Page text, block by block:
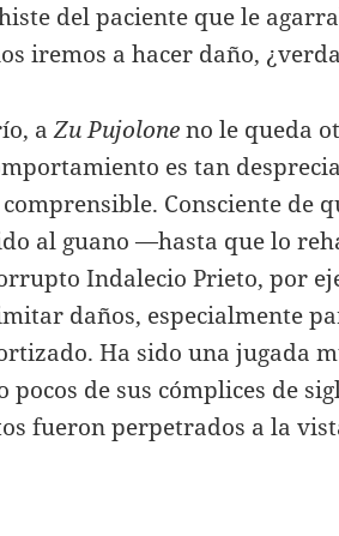
del paciente que le
iremos a hacer daño,
aZu Pujoloneno le queda
es tan
Consciente de
al guano —hasta que lo
Indalecio Prieto, por
daños, especialmente
Ha sido una jugada
pocos de sus cómplices de
fueron perpetrados a la